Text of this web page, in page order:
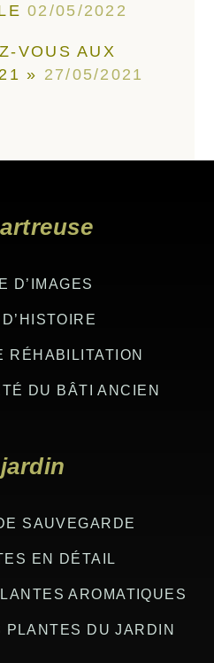
02/05/2022
VOUS AUX
» 27/05/2021
D’IMAGES
RÉHABILITATION
DU BÂTI ANCIEN
SAUVEGARDE
EN DÉTAIL
AROMATIQUES
PLANTES DU JARDIN